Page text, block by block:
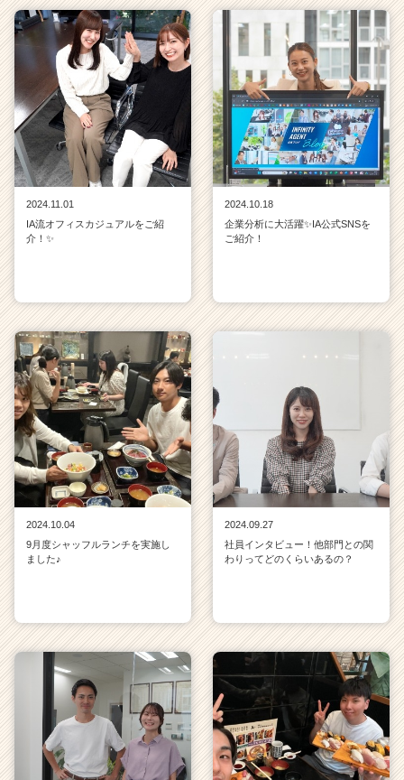
2024.11.01
IA流オフィスカジュアルをご紹
介！✨
2024.10.18
企業分析に大活躍✨IA公式SNSを
ご紹介！
2024.10.04
9月度シャッフルランチを実施し
ました♪
2024.09.27
社員インタビュー！他部門との関
わりってどのくらいあるの？